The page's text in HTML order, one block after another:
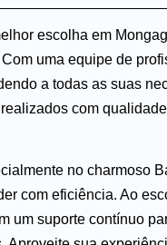
escolha em
uma equipe de
a todas as suas
com
no charmoso
com eficiência. Ao
um suporte contínuo